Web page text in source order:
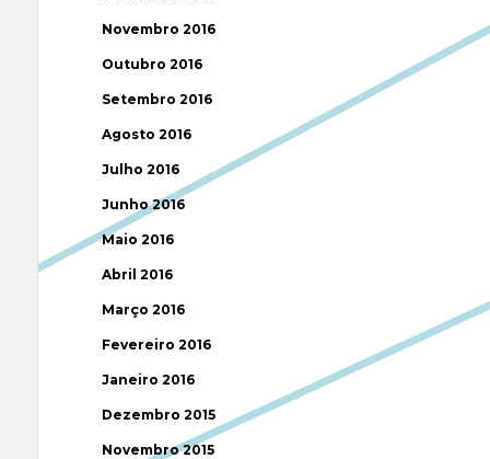
Novembro 2016
Outubro 2016
Setembro 2016
Agosto 2016
Julho 2016
Junho 2016
Maio 2016
Abril 2016
Março 2016
Fevereiro 2016
Janeiro 2016
Dezembro 2015
Novembro 2015